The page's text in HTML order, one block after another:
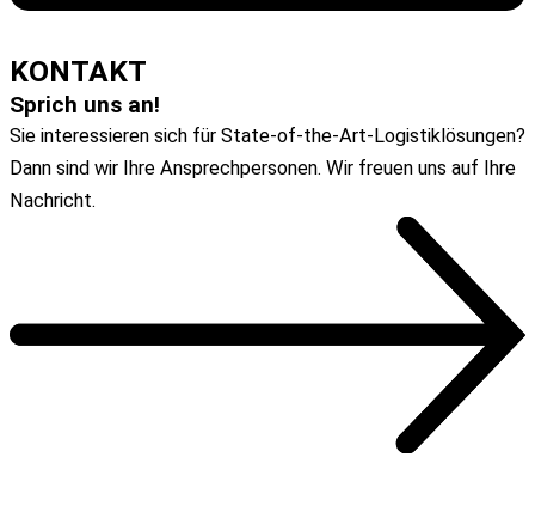
KONTAKT
Sprich uns an!
Sie interessieren sich für State-of-the-Art-Logistiklösungen?
Dann sind wir Ihre Ansprechpersonen. Wir freuen uns auf Ihre
Nachricht.